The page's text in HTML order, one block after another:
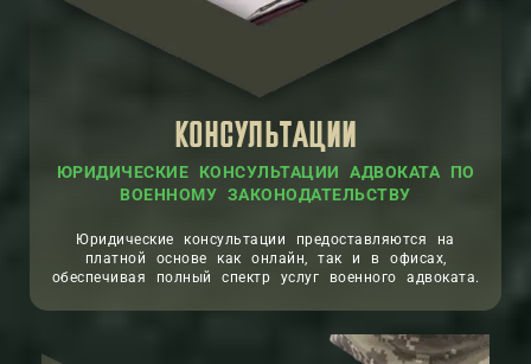
КОНСУЛЬТАЦИИ
ЮРИДИЧЕСКИЕ КОНСУЛЬТАЦИИ АДВОКАТА ПО
ВОЕННОМУ ЗАКОНОДАТЕЛЬСТВУ
Юридические консультации предоставляются на
платной основе как онлайн, так и в офисах,
обеспечивая полный спектр услуг военного адвоката.